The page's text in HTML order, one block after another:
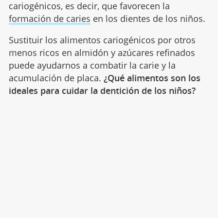
cariogénicos, es decir, que favorecen la
formación de caries en los dientes de los niños.
Sustituir los alimentos cariogénicos por otros
menos ricos en almidón y azúcares refinados
puede ayudarnos a combatir la carie y la
acumulación de placa. ¿Qué alimentos son los
ideales para cuidar la dentición de los niños?